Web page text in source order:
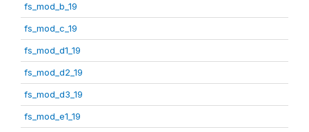
fs_mod_b_19
fs_mod_c_19
fs_mod_d1_19
fs_mod_d2_19
fs_mod_d3_19
fs_mod_e1_19